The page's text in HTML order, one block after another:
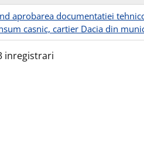
aprobarea documentatiei
casnic, cartier Dacia din
inregistrari